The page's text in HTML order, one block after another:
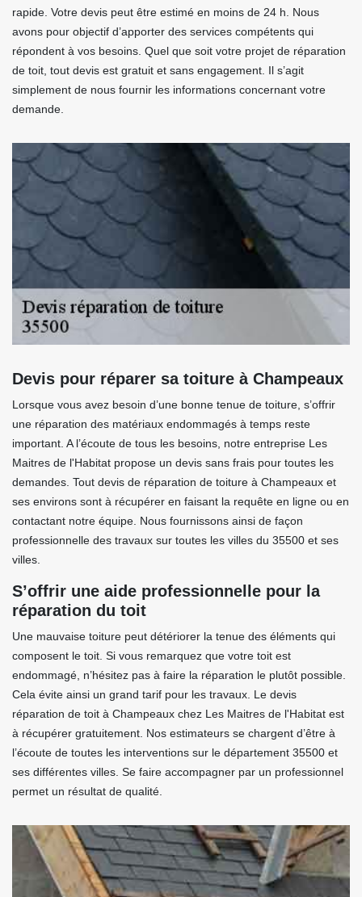
rapide. Votre devis peut être estimé en moins de 24 h. Nous
avons pour objectif d’apporter des services compétents qui
répondent à vos besoins. Quel que soit votre projet de réparation
de toit, tout devis est gratuit et sans engagement. Il s’agit
simplement de nous fournir les informations concernant votre
demande.
Devis pour réparer sa toiture à Champeaux
Lorsque vous avez besoin d’une bonne tenue de toiture, s’offrir
une réparation des matériaux endommagés à temps reste
important. A l’écoute de tous les besoins, notre entreprise Les
Maitres de l'Habitat propose un devis sans frais pour toutes les
demandes. Tout devis de réparation de toiture à Champeaux et
ses environs sont à récupérer en faisant la requête en ligne ou en
contactant notre équipe. Nous fournissons ainsi de façon
professionnelle des travaux sur toutes les villes du 35500 et ses
villes.
S’offrir une aide professionnelle pour la
réparation du toit
Une mauvaise toiture peut détériorer la tenue des éléments qui
composent le toit. Si vous remarquez que votre toit est
endommagé, n’hésitez pas à faire la réparation le plutôt possible.
Cela évite ainsi un grand tarif pour les travaux. Le devis
réparation de toit à Champeaux chez Les Maitres de l'Habitat est
à récupérer gratuitement. Nos estimateurs se chargent d’être à
l’écoute de toutes les interventions sur le département 35500 et
ses différentes villes. Se faire accompagner par un professionnel
permet un résultat de qualité.